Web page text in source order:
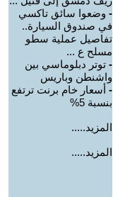
- وضعوا سائق تاكسي
في صندوق السيارة..
تفاصيل عملية سطو
مسلح ع ...
- توتر دبلوماسي بين
واشنطن وباريس
- أسعار خام برنت ترتفع
بنسبة 5%
المزيد.....
المزيد.....